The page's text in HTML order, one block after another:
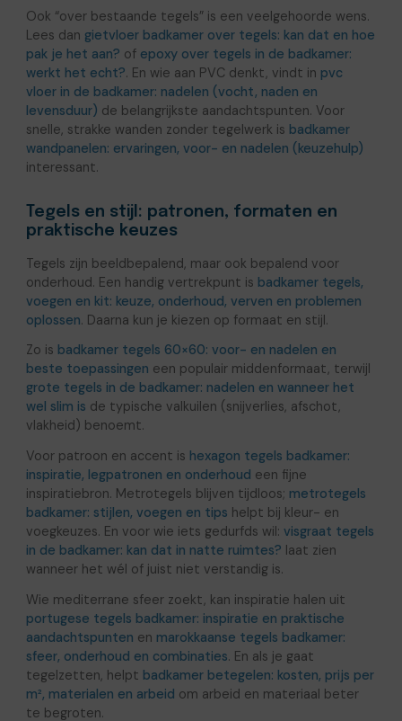
Ook “over bestaande tegels” is een veelgehoorde wens.
Lees dan gietvloer badkamer over tegels: kan dat en hoe
pak je het aan? of epoxy over tegels in de badkamer:
werkt het echt?. En wie aan PVC denkt, vindt in pvc
vloer in de badkamer: nadelen (vocht, naden en
levensduur) de belangrijkste aandachtspunten. Voor
snelle, strakke wanden zonder tegelwerk is badkamer
wandpanelen: ervaringen, voor- en nadelen (keuzehulp)
interessant.
Tegels en stijl: patronen, formaten en
praktische keuzes
Tegels zijn beeldbepalend, maar ook bepalend voor
onderhoud. Een handig vertrekpunt is badkamer tegels,
voegen en kit: keuze, onderhoud, verven en problemen
oplossen. Daarna kun je kiezen op formaat en stijl.
Zo is badkamer tegels 60×60: voor- en nadelen en
beste toepassingen een populair middenformaat, terwijl
grote tegels in de badkamer: nadelen en wanneer het
wel slim is de typische valkuilen (snijverlies, afschot,
vlakheid) benoemt.
Voor patroon en accent is hexagon tegels badkamer:
inspiratie, legpatronen en onderhoud een fijne
inspiratiebron. Metrotegels blijven tijdloos; metrotegels
badkamer: stijlen, voegen en tips helpt bij kleur- en
voegkeuzes. En voor wie iets gedurfds wil: visgraat tegels
in de badkamer: kan dat in natte ruimtes? laat zien
wanneer het wél of juist niet verstandig is.
Wie mediterrane sfeer zoekt, kan inspiratie halen uit
portugese tegels badkamer: inspiratie en praktische
aandachtspunten en marokkaanse tegels badkamer:
sfeer, onderhoud en combinaties. En als je gaat
tegelzetten, helpt badkamer betegelen: kosten, prijs per
m², materialen en arbeid om arbeid en materiaal beter
te begroten.